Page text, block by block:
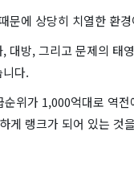
문에 상당히 치열한 환
대방, 그리고 문제의 태
다.
위가 1,000억대로 역
게 랭크가 되어 있는 것